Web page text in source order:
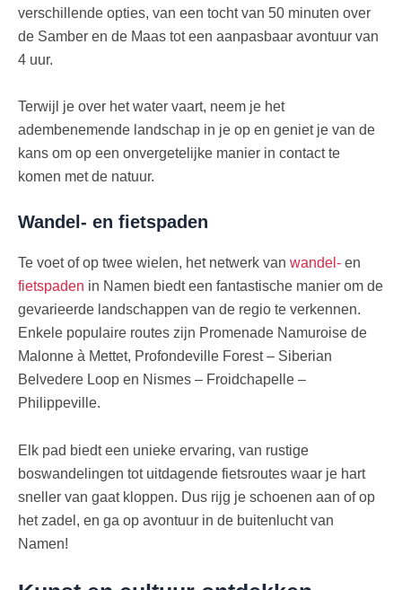
verschillende opties, van een tocht van 50 minuten over
de Samber en de Maas tot een aanpasbaar avontuur van
4 uur.
Terwijl je over het water vaart, neem je het
adembenemende landschap in je op en geniet je van de
kans om op een onvergetelijke manier in contact te
komen met de natuur.
Wandel- en fietspaden
Te voet of op twee wielen, het netwerk van wandel- en
fietspaden in Namen biedt een fantastische manier om de
gevarieerde landschappen van de regio te verkennen.
Enkele populaire routes zijn Promenade Namuroise de
Malonne à Mettet, Profondeville Forest – Siberian
Belvedere Loop en Nismes – Froidchapelle –
Philippeville.
Elk pad biedt een unieke ervaring, van rustige
boswandelingen tot uitdagende fietsroutes waar je hart
sneller van gaat kloppen. Dus rijg je schoenen aan of op
het zadel, en ga op avontuur in de buitenlucht van
Namen!